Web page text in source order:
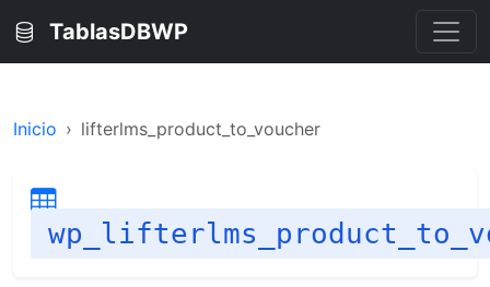
TablasDBWP
Inicio lifterlms_product_to_voucher